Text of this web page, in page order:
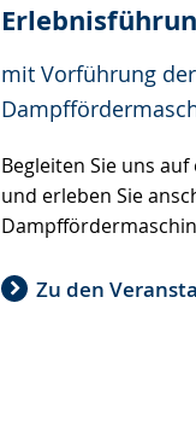
mit Vorführung
Begleiten Sie uns
und erleben Sie
Zu den